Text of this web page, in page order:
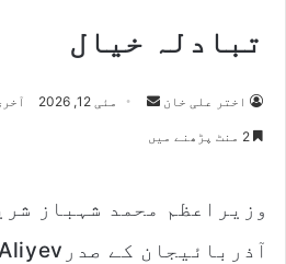
تبادلہ خیال
اختر علی خان
Send مئی 12, 2026 آخری
وزیراعظم محمد شہباز